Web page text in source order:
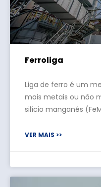
Ferroliga
Liga de ferro é um
mais metais ou não
silício manganês
importante matéria-
VER MAIS >>